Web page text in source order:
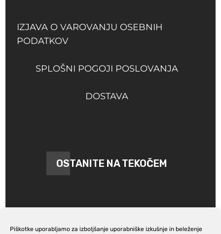
Piškotke uporabljamo za izboljšanje uporabniške izkušnje in beleženje
IZJAVA O VAROVANJU OSEBNIH
PODATKOV
SPLOŠNI POGOJI POSLOVANJA
DOSTAVA
OSTANITE NA TEKOČEM